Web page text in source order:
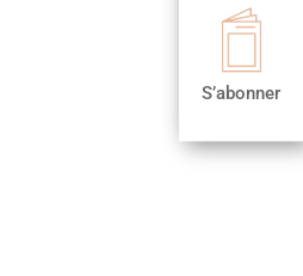
S’abonner

S’abonner